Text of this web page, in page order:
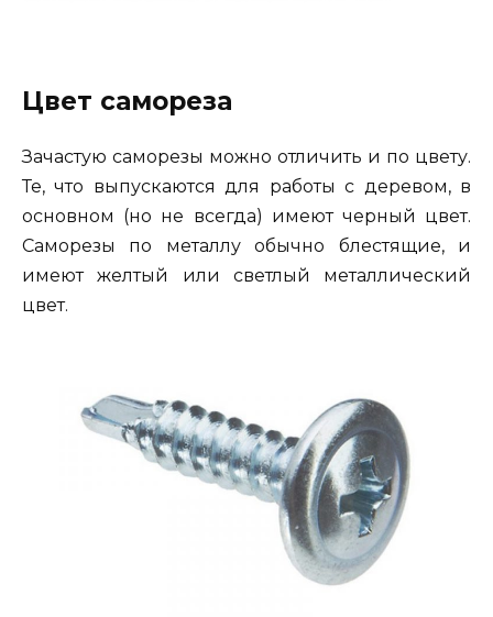
Цвет самореза
Зачастую саморезы можно отличить и по цвету.
Те, что выпускаются для работы с деревом, в
основном (но не всегда) имеют черный цвет.
Саморезы по металлу обычно блестящие, и
имеют желтый или светлый металлический
цвет.